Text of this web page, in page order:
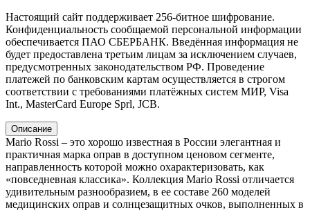
Настоящий сайт поддерживает 256-битное шифрование.
Конфиденциальность сообщаемой персональной информации
обеспечивается ПАО СБЕРБАНК. Введённая информация не
будет предоставлена третьим лицам за исключением случаев,
предусмотренных законодательством РФ. Проведение
платежей по банковским картам осуществляется в строгом
соответствии с требованиями платёжных систем МИР, Visa
Int., MasterCard Europe Sprl, JCB.
Описание
Mario Rossi – это хорошо известная в России элегантная и
практичная марка оправ в доступном ценовом сегменте,
направленность которой можно охарактеризовать, как
«повседневная классика». Коллекция Mario Rossi отличается
удивительным разнообразием, в ее составе 260 моделей
медицинских оправ и солнцезащитных очков, выполненных в